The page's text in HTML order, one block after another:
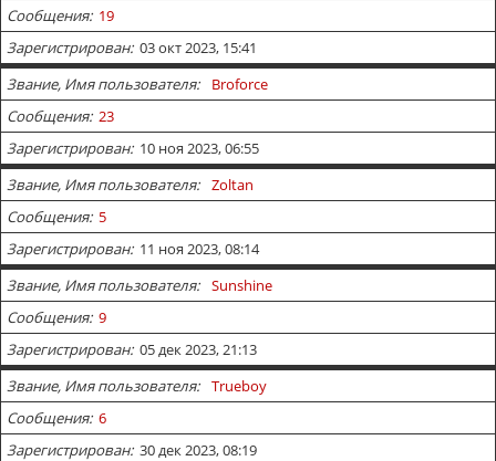
Сообщения 19
Зарегистрирован 03 окт 2023, 15:41
Звание, Имя пользователя
Broforce
Сообщения 23
Зарегистрирован 10 ноя 2023, 06:55
Звание, Имя пользователя
Zoltan
Сообщения 5
Зарегистрирован 11 ноя 2023, 08:14
Звание, Имя пользователя
Sunshine
Сообщения 9
Зарегистрирован 05 дек 2023, 21:13
Звание, Имя пользователя
Trueboy
Сообщения 6
Зарегистрирован 30 дек 2023, 08:19